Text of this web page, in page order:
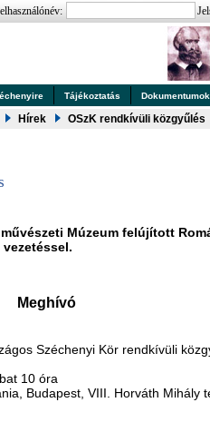
Tájékoztatás Dokumentumok
Hírek OSzK rendkívüli közgyűlés
Múzeum felújított
Meghívó
Széchenyi Kör rendkívüli
10 óra
Budapest, VIII. Horváth Mihály